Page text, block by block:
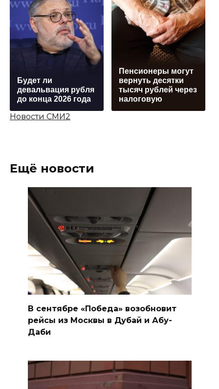
Будет ли
девальвация рубля
до конца 2026 года
Пенсионеры могут
вернуть десятки
тысяч рублей через
налоговую
Новости СМИ2
Ещё новости
В сентябре «Победа» возобновит
рейсы из Москвы в Дубай и Абу-
Даби